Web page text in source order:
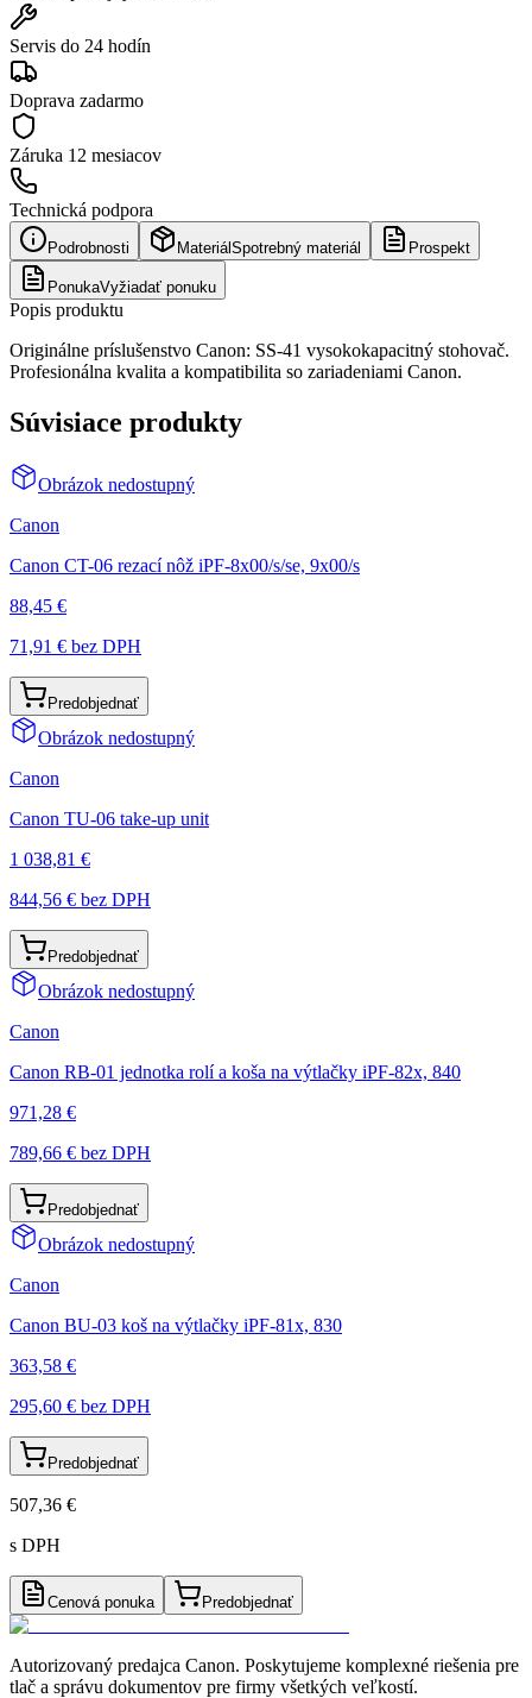
Servis do 24 hodín
Doprava zadarmo
Záruka 12 mesiacov
Technická podpora
Podrobnosti Materiál Spotrebný materiál Prospekt
PonukaVyžiadať ponuku
Popis produktu
Originálne príslušenstvo Canon: SS-41 vysokokapacitný stohovač.
Profesionálna kvalita a kompatibilita so zariadeniami Canon.
Súvisiace produkty
Obrázok nedostupný
Canon
Canon CT-06 rezací nôž iPF-8x00/s/se, 9x00/s
88,45 €
71,91 € bez DPH
Predobjednať
Obrázok nedostupný
Canon
Canon TU-06 take-up unit
1 038,81 €
844,56 € bez DPH
Predobjednať
Obrázok nedostupný
Canon
Canon RB-01 jednotka rolí a koša na výtlačky iPF-82x, 840
971,28 €
789,66 € bez DPH
Predobjednať
Obrázok nedostupný
Canon
Canon BU-03 koš na výtlačky iPF-81x, 830
363,58 €
295,60 € bez DPH
Predobjednať
507,36 €
s DPH
Cenová ponuka Predobjednať
Autorizovaný predajca Canon. Poskytujeme komplexné riešenia pre
tlač a správu dokumentov pre firmy všetkých veľkostí.